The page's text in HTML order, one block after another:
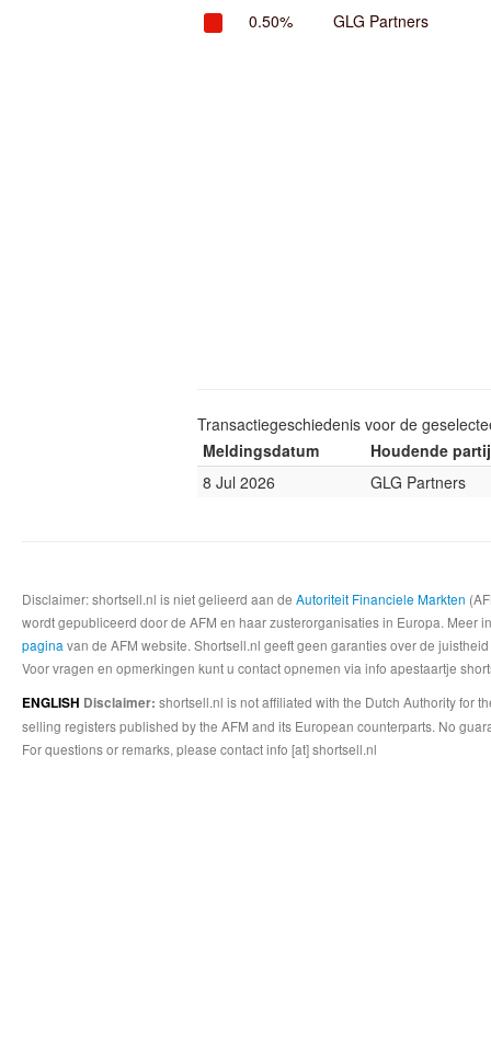
0.50%
GLG Partners
Transactiegeschiedenis voor de
Meldingsdatum
Houdende partij
8 Jul 2026
GLG Partners
Disclaimer: shortsell.nl is niet gelieerd aan de Autoriteit Financiele Markten
wordt gepubliceerd door de AFM en haar zusterorganisaties in Europa.
pagina van de AFM website. Shortsell.nl geeft geen garanties over de
Voor vragen en opmerkingen kunt u contact opnemen via info apestaartje
ENGLISH Disclaimer: shortsell.nl is not affiliated with the Dutch Authority for
selling registers published by the AFM and its European counterparts. No
For questions or remarks, please contact info [at] shortsell.nl